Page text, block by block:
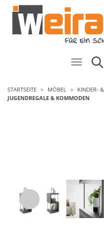
STARTSEITE MÖBEL KINDER-
JUGENDREGALE & KOMMODEN